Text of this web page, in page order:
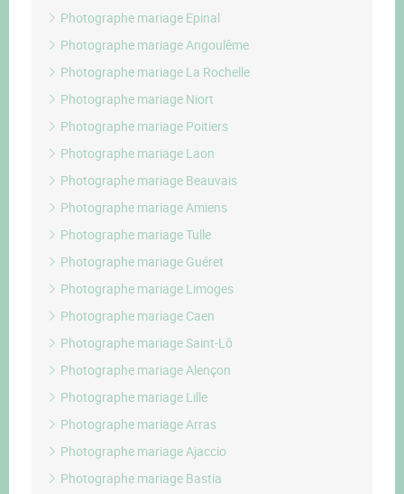
Photographe mariage Epinal
Photographe mariage Angoulême
Photographe mariage La Rochelle
Photographe mariage Niort
Photographe mariage Poitiers
Photographe mariage Laon
Photographe mariage Beauvais
Photographe mariage Amiens
Photographe mariage Tulle
Photographe mariage Guéret
Photographe mariage Limoges
Photographe mariage Caen
Photographe mariage Saint-Lô
Photographe mariage Alençon
Photographe mariage Lille
Photographe mariage Arras
Photographe mariage Ajaccio
Photographe mariage Bastia